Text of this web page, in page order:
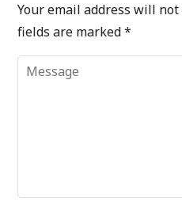
Your email address will
fields are marked*